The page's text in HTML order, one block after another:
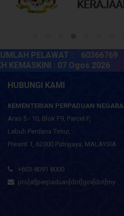
PELAWAT :
60366769
KEMASKINI :07 Ogos 2026
HUBUNGI KAMI
KEMENTERIAN PERPADUAN NEGARA
Aras 5 - 10, Blok F9, Parcel F,
Lebuh Perdana Timur,
Presint 1, 62000 Putrajaya, MALAYSIA
+603-8091 8000
pro[at]perpaduan[dot]gov[dot]my